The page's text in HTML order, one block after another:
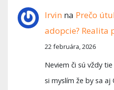
Irvin na Prečo
adopcie? Realita
22 februára, 2026
Neviem či sú vždy
si myslím že by sa